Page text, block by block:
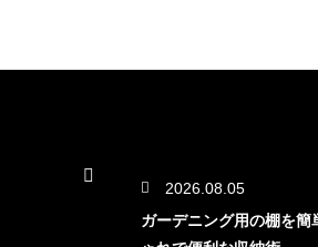
2026.08.05
ガーデニング用の棚を簡